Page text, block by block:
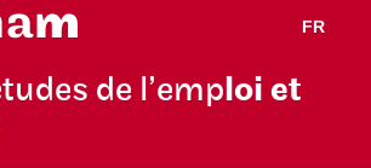
FR
tudes de l’emploi et